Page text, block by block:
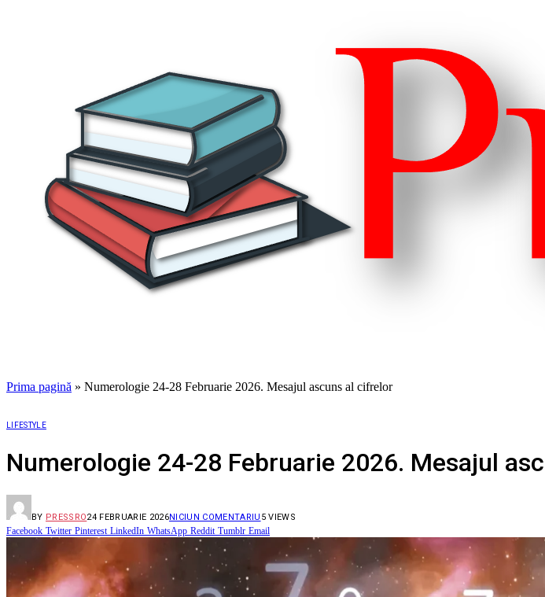
Prima pagină » Numerologie 24-28 Februarie 2026. Mesajul ascuns al cifrelor
LIFESTYLE
Numerologie 24-28 Februarie 2026. Mesajul
BY PRESSRO24 FEBRUARIE 2026NICIUN COMENTARIU 5VIEWS
Facebook Twitter Pinterest LinkedIn WhatsApp Reddit Tumblr Email